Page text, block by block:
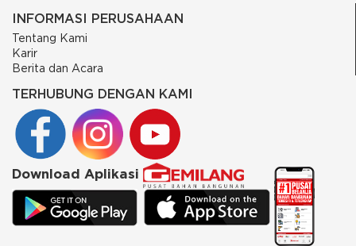
INFORMASI PERUSAHAAN
Tentang Kami
Karir
Berita dan Acara
TERHUBUNG DENGAN KAMI
Download Aplikasi